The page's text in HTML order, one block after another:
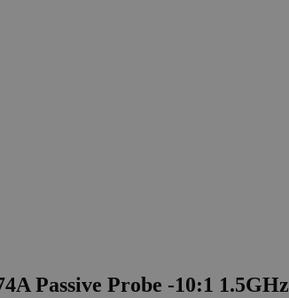
Passive Probe -10:1 1.5GHz